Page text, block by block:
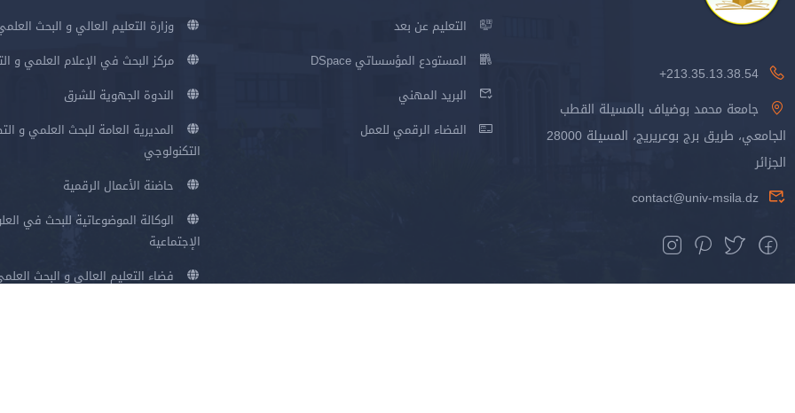
213.35.13.38.54+
جامعة محمد بوضياف بالمسيلة القطب
الجامعي، طريق برج بوعريريج، المسيلة 28000
الجزائر
contact@univ-msila.dz
التعليم عن بعد
المستودع المؤسساتي DSpace
البريد المهني
الفضاء الرقمي للعمل
وزارة التعليم العالي و البحث
مركز البحث في الإعلام العلمي و
الندوة الجهوية للشرق
المديرية العامة للبحث العلمي و
التكنولوجي
حاضنة الأعمال الرقمية
الوكالة الموضوعاتية للبحث في
الإجتماعية
فضاء التعليم العالي و البحث